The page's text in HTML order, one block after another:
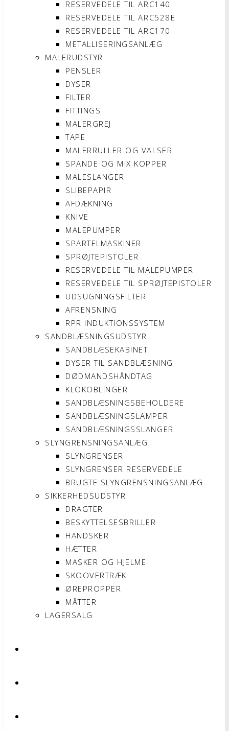
RESERVEDELE TIL ARC140
RESERVEDELE TIL ARC528E
RESERVEDELE TIL ARC170
METALLISERINGSANLÆG
MALERUDSTYR
PENSLER
DYSER
FILTER
FITTINGS
MALERGREJ
TAPE
MALERRULLER OG VALSER
SPANDE OG MIX KOPPER
MALESLANGER
SLIBEPAPIR
AFDÆKNING
KNIVE
MALEPUMPER
SPARTELMASKINER
SPRØJTEPISTOLER
RESERVEDELE TIL MALEPUMPER
RESERVEDELE TIL SPRØJTEPISTOLER
UDSUGNINGSFILTER
AFRENSNING
RPR INDUKTIONSSYSTEM
SANDBLÆSNINGSUDSTYR
SANDBLÆSEKABINET
DYSER TIL SANDBLÆSNING
DØDMANDSHÅNDTAG
KLOKOBLINGER
SANDBLÆSNINGSBEHOLDERE
SANDBLÆSNINGSLAMPER
SANDBLÆSNINGSSLANGER
SLYNGRENSNINGSANLÆG
SLYNGRENSER
SLYNGRENSER RESERVEDELE
BRUGTE SLYNGRENSNINGSANLÆG
SIKKERHEDSUDSTYR
DRAGTER
BESKYTTELSESBRILLER
HANDSKER
HÆTTER
MASKER OG HJELME
SKOOVERTRÆK
ØREPROPPER
MÅTTER
LAGERSALG